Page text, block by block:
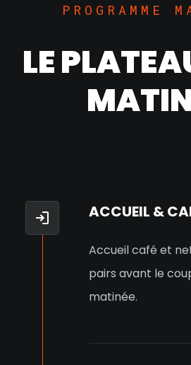
PROGRAMME
LE
ACCUEIL &
Accueil café et
pairs avant le
matinée.